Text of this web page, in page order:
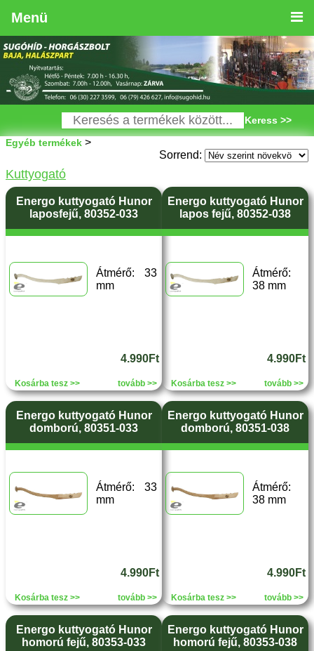
Menü
Keress >>
Egyéb termékek >
Sorrend:
Kuttyogató
Energo kuttyogató Hunor
laposfejű, 80352-033
Átmérő: 33
mm
4.990Ft
Kosárba tesz >> tovább >>
Energo kuttyogató Hunor
lapos fejű, 80352-038
Átmérő:
38 mm
4.990Ft
Kosárba tesz >> tovább >>
Energo kuttyogató Hunor
domború, 80351-033
Átmérő: 33
mm
4.990Ft
Kosárba tesz >> tovább >>
Energo kuttyogató Hunor
domború, 80351-038
Átmérő:
38 mm
4.990Ft
Kosárba tesz >> tovább >>
Energo kuttyogató Hunor
homorú fejű, 80353-033
Energo kuttyogató Hunor
homorú fejű, 80353-038